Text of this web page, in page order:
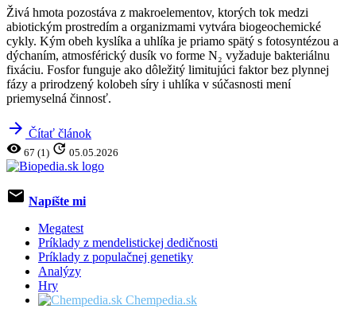
Živá hmota pozostáva z makroelementov, ktorých tok medzi
abiotickým prostredím a organizmami vytvára biogeochemické
cykly. Kým obeh kyslíka a uhlíka je priamo spätý s fotosyntézou a
dýchaním, atmosférický dusík vo forme N₂ vyžaduje bakteriálnu
fixáciu. Fosfor funguje ako dôležitý limitujúci faktor bez plynnej
fázy a prirodzený kolobeh síry i uhlíka v súčasnosti mení
priemyselná činnosť.
arrow_forward Čítať článok
visibility 67 (1) update 05.05.2026
email Napíšte mi
Megatest
Príklady z mendelistickej dedičnosti
Príklady z populačnej genetiky
Analýzy
Hry
Chempedia.sk